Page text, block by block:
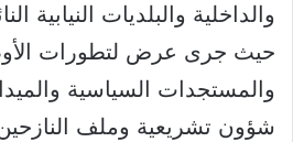
والداخلية والبلديات النيابية
حيث جرى عرض لتطورات
والمستجدات السياسية
شؤون تشريعية وملف